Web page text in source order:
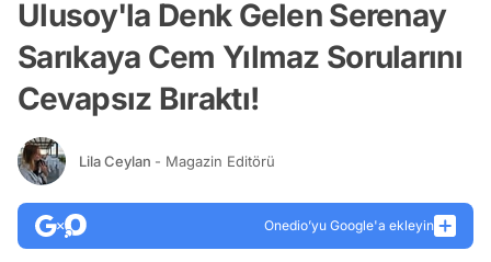
Ulusoy'la Denk Gelen Serenay
Sarıkaya Cem Yılmaz Sorularını
Cevapsız Bıraktı!
Lila Ceylan - Magazin Editörü
Onedio’yu Google'a ekleyin